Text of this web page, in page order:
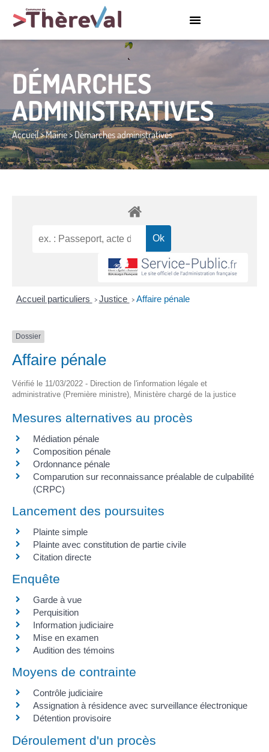
DÉMARCHES
ADMINISTRATIVES
Accueil>Mairie>Démarches administratives
Accueil particuliers > Justice > Affaire pénale
Dossier
Affaire pénale
Vérifié le 11/03/2022 - Direction de l'information légale et
administrative (Première ministre), Ministère chargé de la justice
Mesures alternatives au procès
Médiation pénale
Composition pénale
Ordonnance pénale
Comparution sur reconnaissance préalable de culpabilité
(CRPC)
Lancement des poursuites
Plainte simple
Plainte avec constitution de partie civile
Citation directe
Enquête
Garde à vue
Perquisition
Information judiciaire
Mise en examen
Audition des témoins
Moyens de contrainte
Contrôle judiciaire
Assignation à résidence avec surveillance électronique
Détention provisoire
Déroulement d'un procès